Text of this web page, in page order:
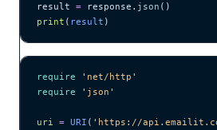
result = response. json ()
print ( result )
require ' net/http '
require ' json '
uri = URI ( ' https://